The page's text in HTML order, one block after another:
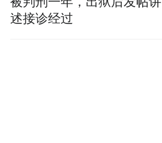
述接诊经过